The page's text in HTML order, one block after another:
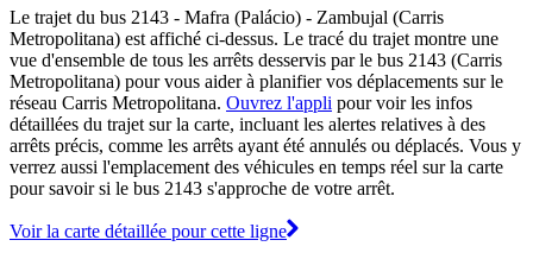
Le trajet du bus 2143 - Mafra (Palácio) - Zambujal (Carris
Metropolitana) est affiché ci-dessus. Le tracé du trajet montre une
vue d'ensemble de tous les arrêts desservis par le bus 2143 (Carris
Metropolitana) pour vous aider à planifier vos déplacements sur le
réseau Carris Metropolitana. Ouvrez l'appli pour voir les infos
détaillées du trajet sur la carte, incluant les alertes relatives à des
arrêts précis, comme les arrêts ayant été annulés ou déplacés. Vous y
verrez aussi l'emplacement des véhicules en temps réel sur la carte
pour savoir si le bus 2143 s'approche de votre arrêt.
Voir la carte détaillée pour cette ligne